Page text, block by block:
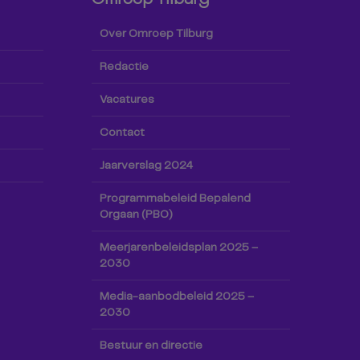
Over Omroep Tilburg
Redactie
Vacatures
Contact
Jaarverslag 2024
Programmabeleid Bepalend
Orgaan (PBO)
Meerjarenbeleidsplan 2025 –
2030
Media-aanbodbeleid 2025 –
2030
Bestuur en directie